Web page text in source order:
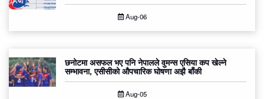
Aug-06
छनोटमा असफल भए पनि नेपालले वुमन्स एसिया कप खेल्ने
सम्भावना, एसीसीको औपचारिक घोषणा अझै बाँकी
Aug-05